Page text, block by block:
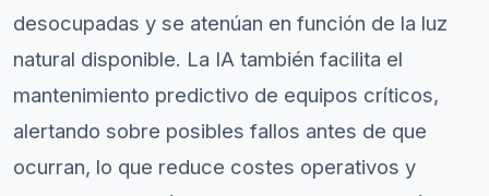
desocupadas y se atenúan en función de la luz
natural disponible. La IA también facilita el
mantenimiento predictivo de equipos críticos,
alertando sobre posibles fallos antes de que
ocurran, lo que reduce costes operativos y